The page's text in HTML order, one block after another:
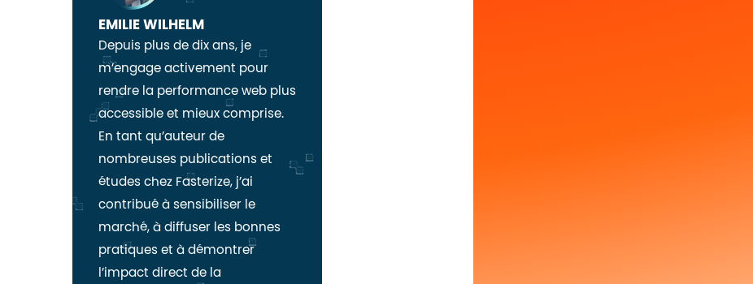
EMILIE WILHELM
Depuis plus de dix ans, je
m’engage activement pour
rendre la performance web plus
accessible et mieux comprise.
En tant qu’auteur de
nombreuses publications et
études chez Fasterize, j’ai
contribué à sensibiliser le
marché, à diffuser les bonnes
pratiques et à démontrer
l’impact direct de la